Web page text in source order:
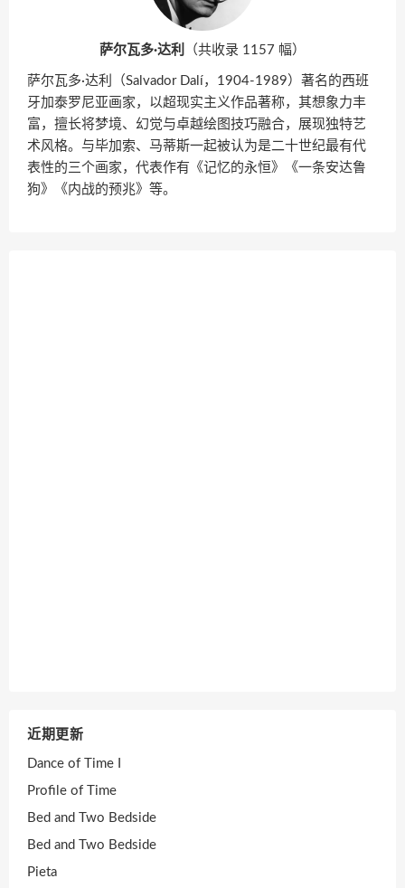
萨尔瓦多·达利 （共收录 1157 幅）
萨尔瓦多·达利（Salvador Dalí，1904-1989）著名的西班
牙加泰罗尼亚画家，以超现实主义作品著称，其想象力丰
富，擅长将梦境、幻觉与卓越绘图技巧融合，展现独特艺
术风格。与毕加索、马蒂斯一起被认为是二十世纪最有代
表性的三个画家，代表作有《记忆的永恒》《一条安达鲁
狗》《内战的预兆》等。
近期更新
Dance of Time I
Profile of Time
Bed and Two Bedside
Bed and Two Bedside
Pieta